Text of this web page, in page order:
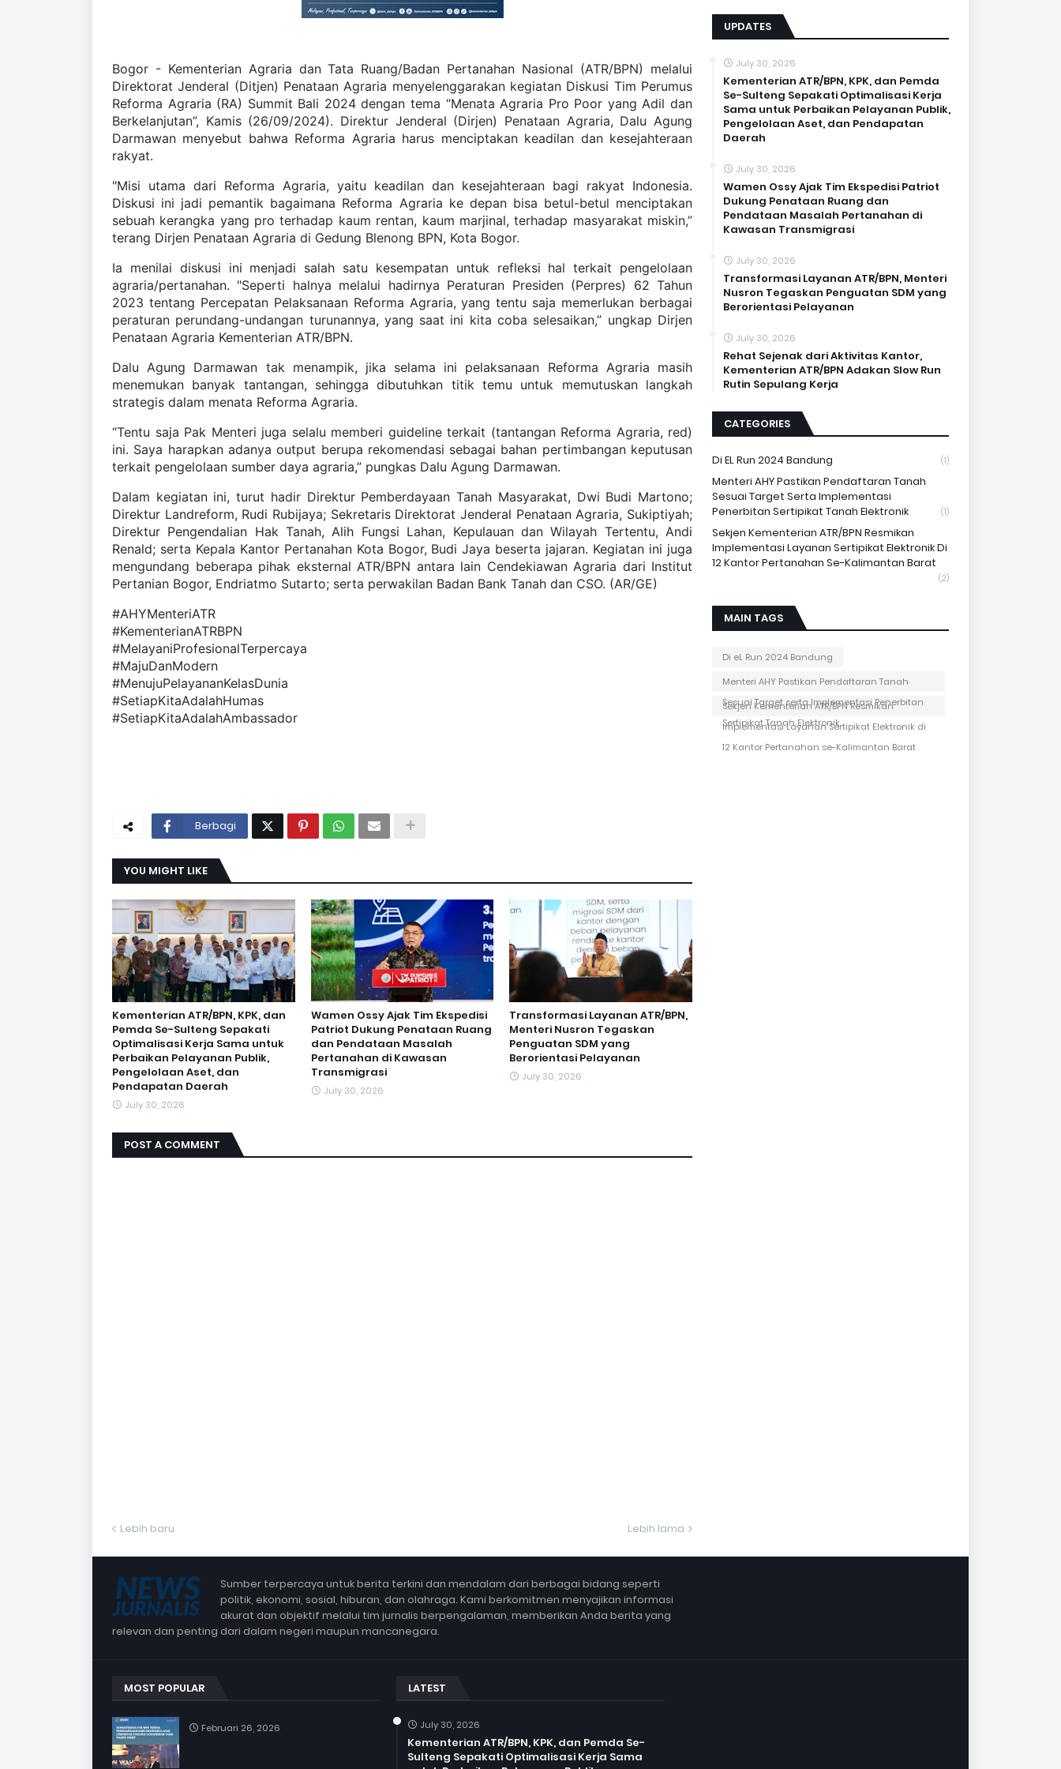
Bogor - Kementerian Agraria dan Tata Ruang/Badan Pertanahan Nasional (ATR/BPN) melalui
Direktorat Jenderal (Ditjen) Penataan Agraria menyelenggarakan kegiatan Diskusi Tim Perumus
Reforma Agraria (RA) Summit Bali 2024 dengan tema “Menata Agraria Pro Poor yang Adil dan
Berkelanjutan”, Kamis (26/09/2024). Direktur Jenderal (Dirjen) Penataan Agraria, Dalu Agung
Darmawan menyebut bahwa Reforma Agraria harus menciptakan keadilan dan kesejahteraan
rakyat.
"Misi utama dari Reforma Agraria, yaitu keadilan dan kesejahteraan bagi rakyat Indonesia.
Diskusi ini jadi pemantik bagaimana Reforma Agraria ke depan bisa betul-betul menciptakan
sebuah kerangka yang pro terhadap kaum rentan, kaum marjinal, terhadap masyarakat miskin,”
terang Dirjen Penataan Agraria di Gedung Blenong BPN, Kota Bogor.
Ia menilai diskusi ini menjadi salah satu kesempatan untuk refleksi hal terkait pengelolaan
agraria/pertanahan. "Seperti halnya melalui hadirnya Peraturan Presiden (Perpres) 62 Tahun
2023 tentang Percepatan Pelaksanaan Reforma Agraria, yang tentu saja memerlukan berbagai
peraturan perundang-undangan turunannya, yang saat ini kita coba selesaikan,” ungkap Dirjen
Penataan Agraria Kementerian ATR/BPN.
Dalu Agung Darmawan tak menampik, jika selama ini pelaksanaan Reforma Agraria masih
menemukan banyak tantangan, sehingga dibutuhkan titik temu untuk memutuskan langkah
strategis dalam menata Reforma Agraria.
“Tentu saja Pak Menteri juga selalu memberi guideline terkait (tantangan Reforma Agraria, red)
ini. Saya harapkan adanya output berupa rekomendasi sebagai bahan pertimbangan keputusan
terkait pengelolaan sumber daya agraria,” pungkas Dalu Agung Darmawan.
Dalam kegiatan ini, turut hadir Direktur Pemberdayaan Tanah Masyarakat, Dwi Budi Martono;
Direktur Landreform, Rudi Rubijaya; Sekretaris Direktorat Jenderal Penataan Agraria, Sukiptiyah;
Direktur Pengendalian Hak Tanah, Alih Fungsi Lahan, Kepulauan dan Wilayah Tertentu, Andi
Renald; serta Kepala Kantor Pertanahan Kota Bogor, Budi Jaya beserta jajaran. Kegiatan ini juga
mengundang beberapa pihak eksternal ATR/BPN antara lain Cendekiawan Agraria dari Institut
Pertanian Bogor, Endriatmo Sutarto; serta perwakilan Badan Bank Tanah dan CSO. (AR/GE)
#AHYMenteriATR
#KementerianATRBPN
#MelayaniProfesionalTerpercaya
#MajuDanModern
#MenujuPelayananKelasDunia
#SetiapKitaAdalahHumas
#SetiapKitaAdalahAmbassador
Berbagi
YOU MIGHT LIKE
Kementerian ATR/BPN, KPK, dan
Pemda Se-Sulteng Sepakati
Optimalisasi Kerja Sama untuk
Perbaikan Pelayanan Publik,
Pengelolaan Aset, dan
Pendapatan Daerah
July 30, 2026
Wamen Ossy Ajak Tim Ekspedisi
Patriot Dukung Penataan Ruang
dan Pendataan Masalah
Pertanahan di Kawasan
Transmigrasi
July 30, 2026
Transformasi Layanan ATR/BPN,
Menteri Nusron Tegaskan
Penguatan SDM yang
Berorientasi Pelayanan
July 30, 2026
POST A COMMENT
Lebih baru Lebih lama
UPDATES
July 30, 2026
Kementerian ATR/BPN, KPK, dan Pemda
Se-Sulteng Sepakati Optimalisasi Kerja
Sama untuk Perbaikan Pelayanan Publik,
Pengelolaan Aset, dan Pendapatan
Daerah
July 30, 2026
Wamen Ossy Ajak Tim Ekspedisi Patriot
Dukung Penataan Ruang dan
Pendataan Masalah Pertanahan di
Kawasan Transmigrasi
July 30, 2026
Transformasi Layanan ATR/BPN, Menteri
Nusron Tegaskan Penguatan SDM yang
Berorientasi Pelayanan
July 30, 2026
Rehat Sejenak dari Aktivitas Kantor,
Kementerian ATR/BPN Adakan Slow Run
Rutin Sepulang Kerja
CATEGORIES
Di EL Run 2024 Bandung (1)
Menteri AHY Pastikan Pendaftaran Tanah
Sesuai Target Serta Implementasi
Penerbitan Sertipikat Tanah Elektronik
(1)
Sekjen Kementerian ATR/BPN Resmikan
Implementasi Layanan Sertipikat Elektronik Di
12 Kantor Pertanahan Se-Kalimantan Barat
(2)
MAIN TAGS
Di eL Run 2024 Bandung
Menteri AHY Pastikan Pendaftaran Tanah
Sesuai Target serta Implementasi Penerbitan
Sertipikat Tanah Elektronik
Sekjen Kementerian ATR/BPN Resmikan
Implementasi Layanan Sertipikat Elektronik di
12 Kantor Pertanahan se-Kalimantan Barat
Sumber terpercaya untuk berita terkini dan mendalam dari berbagai bidang seperti
politik, ekonomi, sosial, hiburan, dan olahraga. Kami berkomitmen menyajikan informasi
akurat dan objektif melalui tim jurnalis berpengalaman, memberikan Anda berita yang
relevan dan penting dari dalam negeri maupun mancanegara.
MOST POPULAR
Februari 26, 2026
LATEST
July 30, 2026
Kementerian ATR/BPN, KPK, dan Pemda Se-
Sulteng Sepakati Optimalisasi Kerja Sama